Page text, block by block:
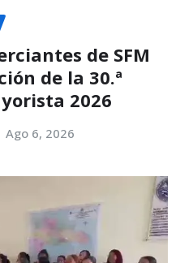
de SFM
de la 30.ª
2026
Ago 6, 2026